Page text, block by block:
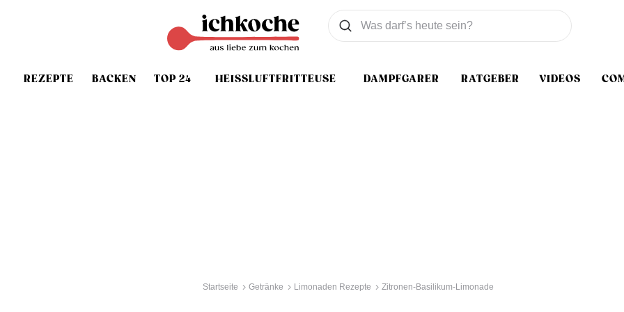
REZEPTE BACKEN TOP 24 HEISSLUFTFRITTEUSE DAMPFGARER RATGEBER VIDEOS
Was wollen Sie suchen
Suchen
Startseite Getränke Limonaden Rezepte Zitronen-Basilikum-Limonade